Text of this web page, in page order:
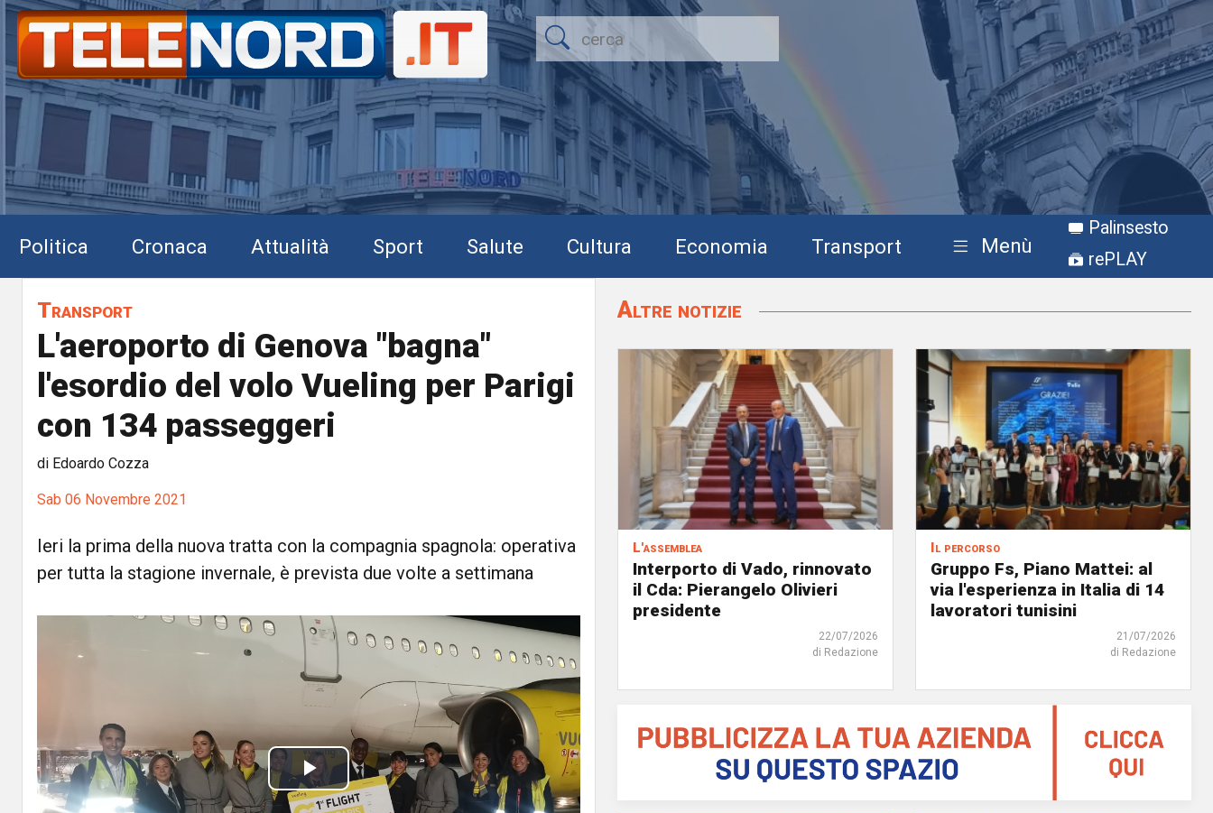
Politica Cronaca Attualità Sport Salute Cultura Economia Transport Menù
Palinsesto
rePLAY
Transport
L'aeroporto di Genova "bagna"
l'esordio del volo Vueling per Parigi
con 134 passeggeri
di Edoardo Cozza
Sab 06 Novembre 2021
Ieri la prima della nuova tratta con la compagnia spagnola: operativa
per tutta la stagione invernale, è prevista due volte a settimana
P
Altre notizie
L'assemblea
Interporto di Vado, rinnovato
il Cda: Pierangelo Olivieri
presidente
22/07/2026
di Redazione
Il percorso
Gruppo Fs, Piano Mattei: al
via l'esperienza in Italia di 14
lavoratori tunisini
21/07/2026
di Redazione